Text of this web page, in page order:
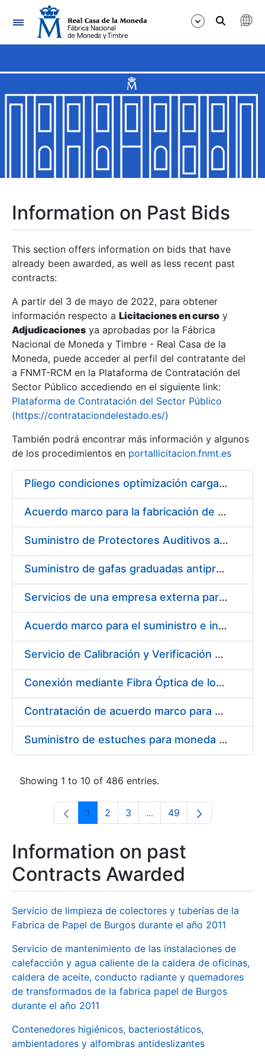
Navigation
Show/Hide
Show/Hide
Show/Hide
Show/Hide
Show/Hide
Show/Hide
Information on Past Bids
This section offers information on bids that have
already been awarded, as well as less recent past
contracts:
A partir del 3 de mayo de 2022, para obtener
información respecto a Licitaciones en curso y
Adjudicaciones ya aprobadas por la Fábrica
Nacional de Moneda y Timbre - Real Casa de la
Moneda, puede acceder al perfil del contratante del
a FNMT-RCM en la Plataforma de Contratación del
Sector Público accediendo en el siguiente link:
Plataforma de Contratación del Sector Público
(https://contrataciondelestado.es/)
También podrá encontrar más información y algunos
de los procedimientos en portallicitacion.fnmt.es
Pliego condiciones optimización cargas compras firmado
Acuerdo marco para la fabricación de piezas
Suministro de Protectores Auditivos a medida para las personas trabajadoras de los Centros de Trabajo de Madrid y Burgos
Suministro de gafas graduadas antiproyecciones para los trabajadores de la FNMT-RCM en los centros de trabajo de Madrid y Burgos
Servicios de una empresa externa para el asesoramiento y resolución de los recursos de alzada que se presentan relacionados con procesos de selección para la FNMT-RCM
Acuerdo marco para el suministro e instalación de persianas, estores y otros complementos
Servicio de Calibración y Verificación Externa de los Equipos de Medición del Servicio de Prevención de la FNMT-RCM
Conexión mediante Fibra Óptica de los Centros de Proceso de Datos (CPDs) de las sedes de la FNMT-RCM de Burgos y Madrid
Contratación de acuerdo marco para el Suministro de Material de Electricidad para la Fábrica Nacional de Moneda y Timbre-Real Casa de la Moneda en su centro de trabajo de Burgos
Suministro de estuches para moneda de 30 €
Showing 1 to 10 of 486 entries.
Page
1 Page
2 Page
3 ...Intermediate Pages Use
Page
49
Information on past
Contracts Awarded
Servicio de limpieza de colectores y tuberías de la
Fabrica de Papel de Burgos durante el año 2011
Servicio de mantenimiento de las instalaciones de
calefacción y agua caliente de la caldera de oficinas,
caldera de aceite, conducto radiante y quemadores
de transformados de la fabrica papel de Burgos
durante el año 2011
Contenedores higiénicos, bacteriostáticos,
ambientadores y alfombras antideslizantes